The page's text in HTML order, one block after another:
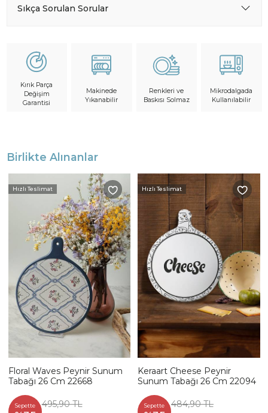
Sıkça Sorulan Sorular
Kırık Parça
Değişim
Garantisi
Makinede
Yıkanabilir
Renkleri ve
Baskısı Solmaz
Mikrodalgada
Kullanılabilir
Birlikte Alınanlar
Hızlı Teslimat
Floral Waves Peynir Sunum
Tabağı 26 Cm 22668
Sepette 495,90 TL
Hızlı Teslimat
Keraart Cheese Peynir
Sunum Tabağı 26 Cm 22094
Sepette 484,90 TL